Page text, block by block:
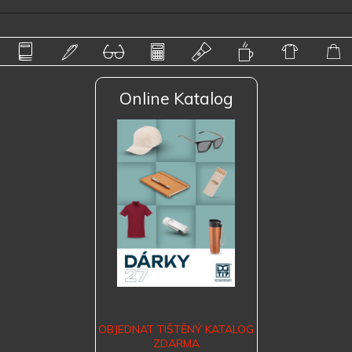
Online Katalog
OBJEDNAT TIŠTĚNÝ KATALOG
ZDARMA